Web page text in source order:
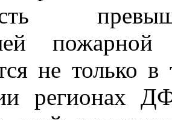
не только